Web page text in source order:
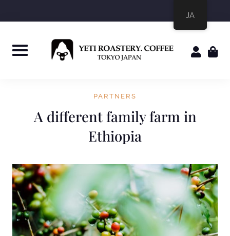
PARTNERS
A different family farm in
Ethiopia
JA